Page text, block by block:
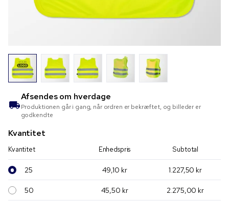
Afsendes om hverdage
Produktionen går i gang, når ordren er bekræftet, og billeder er
godkendte
Kvantitet
Kvantitet Enhedspris Subtotal
25 49,10 kr 1.227,50 kr
50 45,50 kr 2.275,00 kr